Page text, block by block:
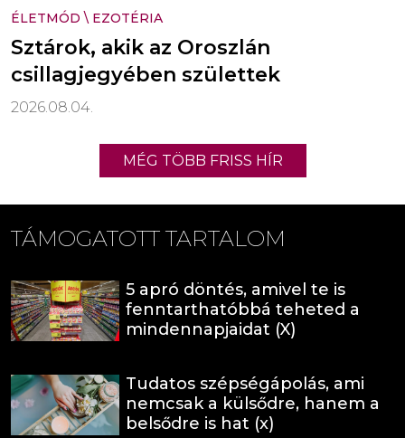
ÉLETMÓD \ EZOTÉRIA
Sztárok, akik az Oroszlán
csillagjegyében születtek
2026.08.04.
MÉG TÖBB FRISS HÍR
TÁMOGATOTT TARTALOM
5 apró döntés, amivel te is
fenntarthatóbbá teheted a
mindennapjaidat (X)
Tudatos szépségápolás, ami
nemcsak a külsődre, hanem a
belsődre is hat (x)